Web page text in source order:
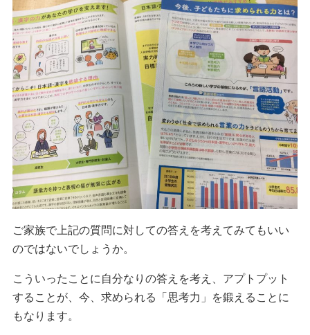
ご家族で上記の質問に対しての答えを考えてみてもいい
のではないでしょうか。
こういったことに自分なりの答えを考え、アプトプット
することが、今、求められる「思考力」を鍛えることに
もなります。